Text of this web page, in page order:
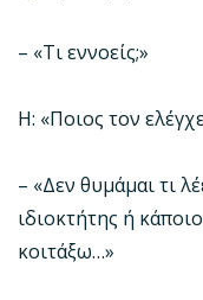
– «Τι εννοείς;»
Η: «Ποιος τον
– «Δεν θυμάμαι τι
ιδιοκτήτης ή
κοιτάξω…»